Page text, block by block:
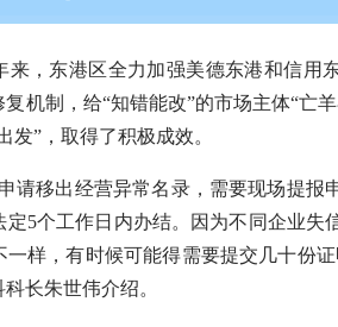
，东港区全力加强美德东港和信用
机制，给“知错能改”的市场主体“亡
发”，取得了积极成效。
移出经营异常名录，需要现场提报
定5个工作日内办结。因为不同企业失
一样，有时候可能得需要提交几十份
长朱世伟介绍。